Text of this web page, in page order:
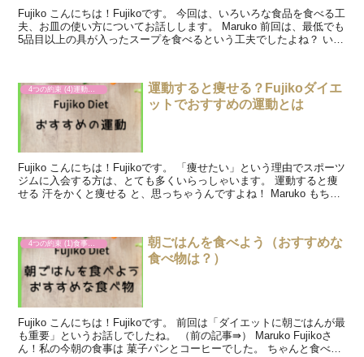
Fujiko こんにちは！Fujikoです。 今回は、いろいろな食品を食べる工
夫、お皿の使い方についてお話しします。 Maruko 前回は、最低でも
5品目以上の具が入ったスープを食べるという工夫でしたよね？ いろ
4つの約束 (4)運動と姿勢
運動すると痩せる？Fujikoダイエ
ットでおすすめの運動とは
Fujiko こんにちは！Fujikoです。 「痩せたい」という理由でスポーツ
ジムに入会する方は、とても多くいらっしゃいます。 運動すると痩
せる 汗をかくと痩せる と、思っちゃうんですよね！ Maruko もちろ
4つの約束 (1)食事の回数
朝ごはんを食べよう（おすすめな
食べ物は？）
Fujiko こんにちは！Fujikoです。 前回は「ダイエットに朝ごはんが最
も重要」というお話しでしたね。 （前の記事⇛） Maruko Fujikoさ
ん！私の今朝の食事は 菓子パンとコーヒーでした。 ちゃんと食べま